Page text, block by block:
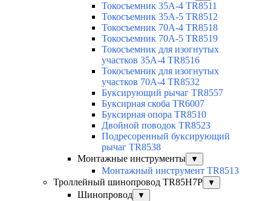
Токосъемник 35А-4 TR8511
Токосъемник 35А-5 TR8512
Токосъемник 70А-4 TR8518
Токосъемник 70А-5 TR8519
Токосъемник для изогнутых
участков 35А-4 TR8516
Токосъемник для изогнутых
участков 70А-4 TR8532
Буксирующий рычаг TR8557
Буксирная скоба TR6007
Буксирная опора TR8510
Двойной поводок TR8523
Подресоренный буксирующий
рычаг TR8538
Монтажные инструменты
▼
Монтажный инструмент TR8513
Троллейный шинопровод TR85H7P
▼
Шинопровод ▼